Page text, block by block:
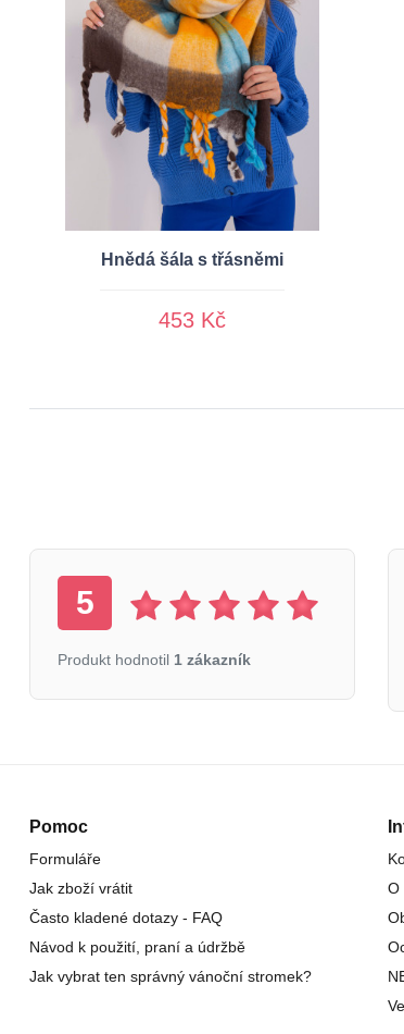
Hnědá šála s třásněmi
453 Kč
5
Produkt hodnotil 1 zákazník
Pomoc
Formuláře
Jak zboží vrátit
Často kladené dotazy - FAQ
Návod k použití, praní a údržbě
Jak vybrat ten správný vánoční stromek?
O